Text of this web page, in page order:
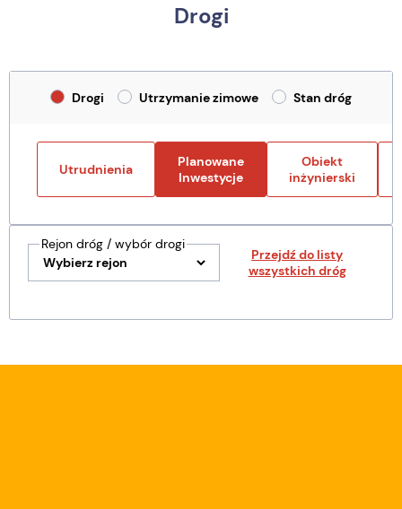
Drogi
Drogi Utrzymanie zimowe Stan dróg
Utrudnienia
Planowane
Inwestycje
Obiekt
inżynierski
Rejon dróg / wybór drogi
Przejdź do listy
wszystkich dróg